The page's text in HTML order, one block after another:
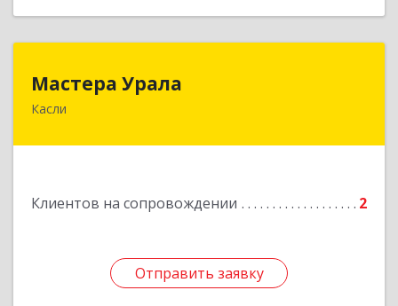
Мастера Урала
Касли
Клиентов на сопровождении 2
Отправить заявку
456830, Челябинская обл., г. Касли, ул. Карла
Отправить заявку